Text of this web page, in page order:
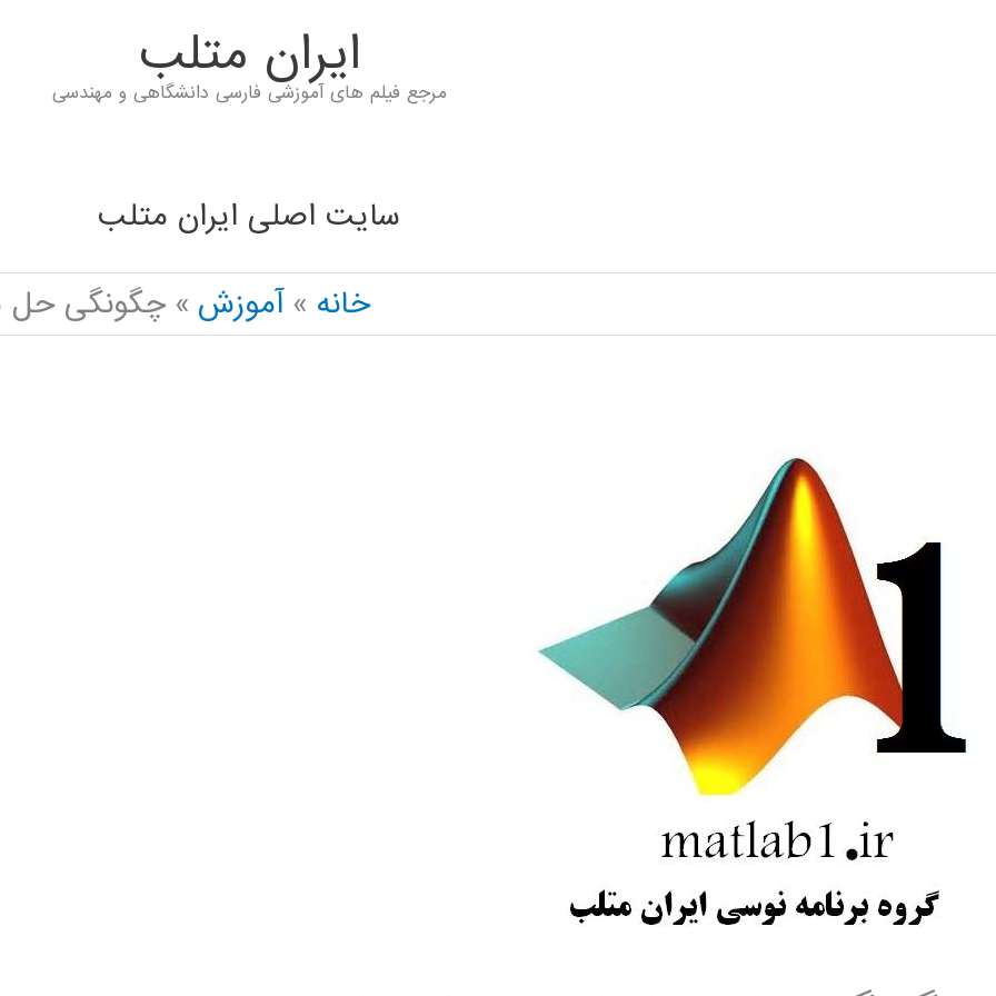
ايران متلب
مرجع فیلم های آموزشی فارسی دانشگاهی و مهندسی
سایت اصلی ایران متلب
خانه
آموزش چگونگی حل